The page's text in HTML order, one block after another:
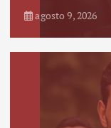
agosto 9, 2026